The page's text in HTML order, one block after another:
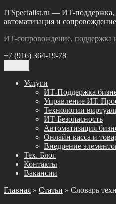
Перейти
к
ITSpecialist.ru — ИТ-поддержка,
автоматизация и
ИТ-сопровождение, поддержка
+7 (916) 364-19-78
Услуги
ИТ-Поддержка
Управление ИТ.
Технологии
ИТ-Безопасность
Автоматизация
Онлайн касса и
Внедрение
Тех. Блог
Контакты
Вакансии
Главная » Статьи » Словарь